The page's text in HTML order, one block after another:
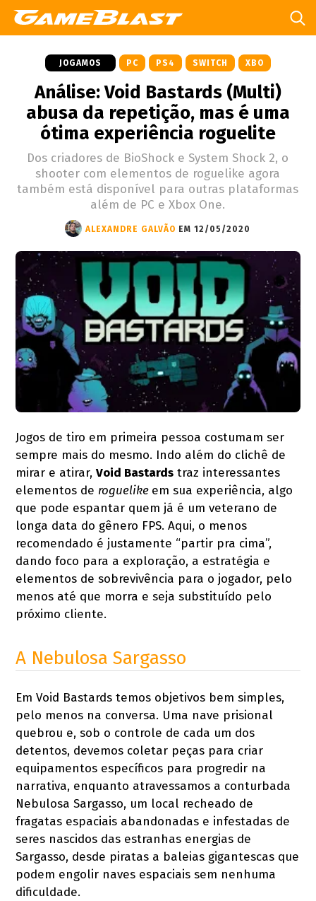
JOGAMOS PC PS4 SWITCH XBO
Análise: Void Bastards (Multi)
abusa da repetição, mas é uma
ótima experiência roguelite
Dos criadores de BioShock e System Shock 2, o
shooter com elementos de roguelike agora
também está disponível para outras plataformas
além de PC e Xbox One.
ALEXANDRE GALVÃO EM 12/05/2020
Jogos de tiro em primeira pessoa costumam ser
sempre mais do mesmo. Indo além do clichê de
mirar e atirar,Void Bastards traz interessantes
elementos de roguelike em sua experiência, algo
que pode espantar quem já é um veterano de
longa data do gênero FPS. Aqui, o menos
recomendado é justamente “partir pra cima”,
dando foco para a exploração, a estratégia e
elementos de sobrevivência para o jogador, pelo
menos até que morra e seja substituído pelo
próximo cliente.
A Nebulosa Sargasso
Em Void Bastards temos objetivos bem simples,
pelo menos na conversa. Uma nave prisional
quebrou e, sob o controle de cada um dos
detentos, devemos coletar peças para criar
equipamentos específicos para progredir na
narrativa, enquanto atravessamos a conturbada
Nebulosa Sargasso, um local recheado de
fragatas espaciais abandonadas e infestadas de
seres nascidos das estranhas energias de
Sargasso, desde piratas a baleias gigantescas que
podem engolir naves espaciais sem nenhuma
dificuldade.